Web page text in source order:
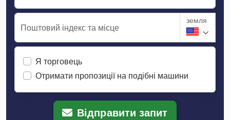
Поштовий індекс та місце
земля
Я торговець
Отримати пропозиції на подібні машини
Відправити запит